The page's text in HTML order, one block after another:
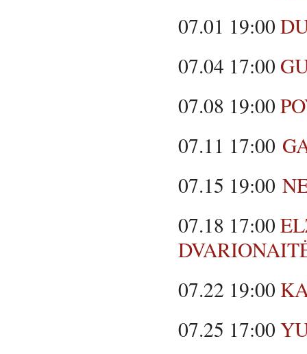
07.01 19:00
07.04 17:00
07.08 19:00
07.11 17:00
07.15 19:00
07.18 17:00
07.22 19:00
07.25 17:00